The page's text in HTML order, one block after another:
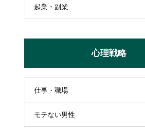
起業・副業
心理戦略
仕事・職場
モテない男性